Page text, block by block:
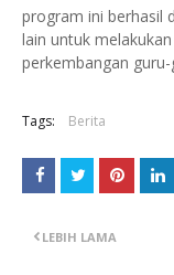
program ini berhasil
lain untuk
perkembangan
Tags: Berita
LEBIH LAMA